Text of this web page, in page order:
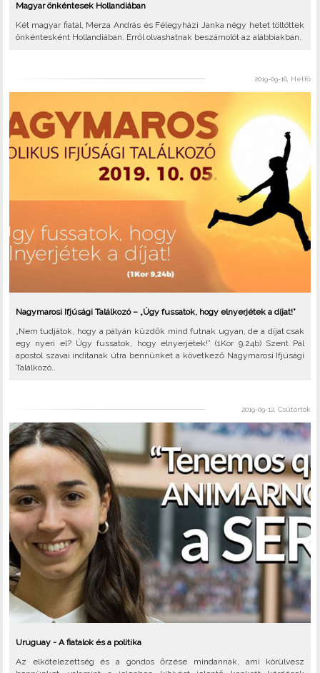
Magyar önkéntesek Hollandiában
Két magyar fiatal, Merza András és Félegyházi Janka négy hetet töltöttek
önkéntesként Hollandiában. Erről olvashatnak beszámolót az alábbiakban.
2019-09-16, Hétfő
Nagymarosi Ifjúsági Találkozó – „Úgy fussatok, hogy elnyerjétek a díjat!”
„Nem tudjátok, hogy a pályán küzdők mind futnak ugyan, de a díjat csak
egy nyeri el? Úgy fussatok, hogy elnyerjétek!” (1Kor 9,24b) Szent Pál
apostol szavai indítanak útra bennünket a következő Nagymarosi Ifjúsági
Találkozó..
2019-09-12, Csütörtök
Uruguay - A fiatalok és a politika
Az elkötelezettség és a gondos őrzése mindannak, ami körülvesz